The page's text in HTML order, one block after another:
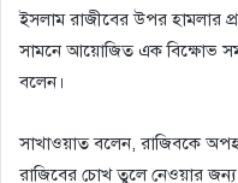
ইসলাম রাজীবের উপর হামলার
সামনে আয়োজিত এক বিক্ষোভ
বলেন।
সাখাওয়াত বলেন, রাজিবকে
রাজিবের চোখ তুলে নেওয়ার জন্য